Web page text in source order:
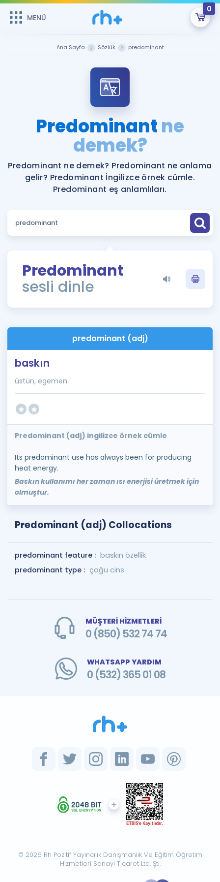
MENÜ
0
Şifremi Hatırlamıyorum
Sepetin Şu An Boş.
Remzi Hoca ile seni sınava hazırlayacak onlarca eğitim seni
bekliyor!
MENÜ
Katılımcı Görüşleri
Faydalı Araçlar
Ücretsiz Kaynaklar
ÖSYM Sınav Takvimi
Kampanyalar
İngilizce Gramer
İngilizce Gramer
Ana Sayfa Sözlük predominant
Predominantne
demek?
Predominant ne demek? Predominant ne anlama
gelir? Predominant İngilizce örnek cümle.
Predominant eş anlamlıları.
Predominant
sesli dinle
predominant (adj)
baskın
üstün, egemen
Predominant (adj) ingilizce örnek cümle
Its predominant use has always been for producing
heat energy.
Baskın kullanımı her zaman ısı enerjisi üretmek için
olmuştur.
Predominant (adj) Collocations
predominant feature : baskın özellik
predominant type : çoğu cins
MÜŞTERİ HİZMETLERİ
0 (850) 532 74 74
WHATSAPP YARDIM
0 (532) 365 01 08
© 2026 Rh Pozitif Yayıncılık Danışmanlık Ve Eğitim Öğretim
Hizmetleri Sanayi Ticaret Ltd. Şti.